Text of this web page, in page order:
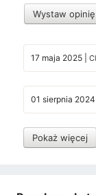
Wystaw opinię
17 maja 2025
01 sierpnia 2024
Pokaż więcej